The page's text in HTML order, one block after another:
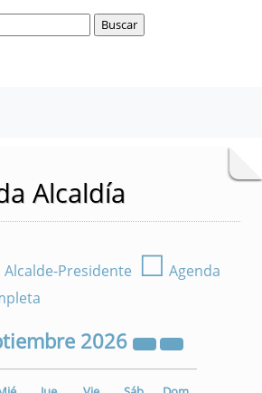
Alcaldía
Alcalde-Presidente ☐ Agenda
2026